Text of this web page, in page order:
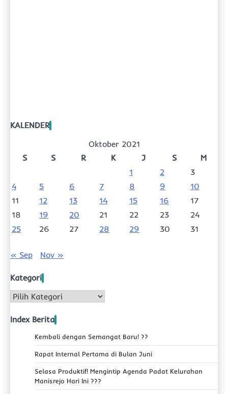
KALENDER
Oktober 2021
S
S R K J S
M
1
2
3
4
5 6 7 8 9
10
11
12 13 14 15 16
17
18
19 20 21 22 23
24
25
26 27 28 29 30 31
« Sep Nov »
Kategori
Kategori
Index Berita
Kembali dengan Semangat Baru! ??
Rapat Internal Pertama di Bulan Juni
Selasa Produktif! Mengintip Agenda Padat Kelurahan
Manisrejo Hari Ini ???